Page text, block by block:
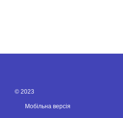
© 2023
Мобільна версія